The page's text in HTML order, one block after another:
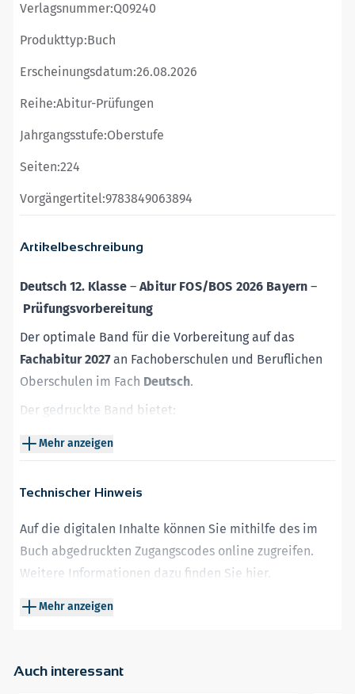
Technischer Hinweis
Auf die digitalen Inhalte können Sie mithilfe des im
Buch abgedruckten Zugangscodes online zugreifen.
Weitere Informationen dazu finden Sie hier.
Neben einem Webbrowser wird Adobe Reader oder
Mehr anzeigen
Artikelbeschreibung
Deutsch 12. Klasse – Abitur FOS/BOS 2026 Bayern–
Prüfungsvorbereitung
Der optimale Band für die Vorbereitung auf das
Fachabitur 2027an Fachoberschulen und Beruflichen
Oberschulen im Fach Deutsch.
Der gedruckte Band bietet:
Original-Fachabituraufgaben 2022 bis 2025
AusführlicheHinweise und Tippszur Bearbeitung der
Aufgaben– perfekt zum selbstständigen Lernen.
Auf der Plattform MySTARK haben Sie Zugriff auf:
AktuelleOriginal-Fachabituraufgaben 2026
Interaktives Grundlagentraining
Mehr anzeigen
Verlagsnummer:Q09240
Produkttyp:Buch
Erscheinungsdatum:26.08.2026
Reihe:Abitur-Prüfungen
Jahrgangsstufe:Oberstufe
Seiten:224
Vorgängertitel:9783849063894
Auch interessant